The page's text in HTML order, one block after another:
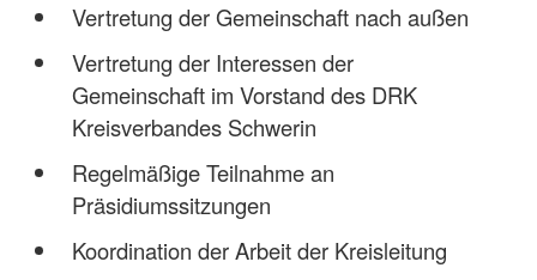
Vertretung der Gemeinschaft nach außen
Vertretung der Interessen der
Gemeinschaft im Vorstand des DRK
Kreisverbandes Schwerin
Regelmäßige Teilnahme an
Präsidiumssitzungen
Koordination der Arbeit der Kreisleitung